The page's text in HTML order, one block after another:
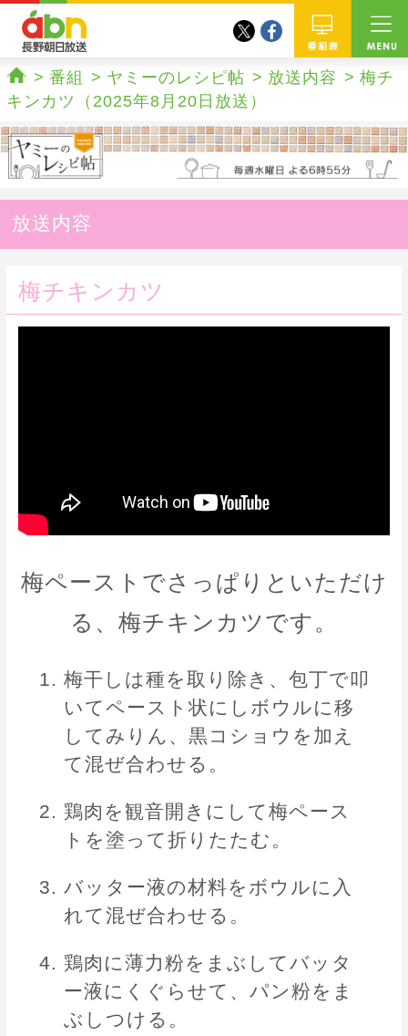
番組
twitterfacebook
ホーム
番組 ヤミーのレシピ帖 放送内容
梅チ
キンカツ（2025年8月20日放送）
放送内容
梅チキンカツ
梅ペーストでさっぱりといただけ
る、梅チキンカツです。
梅干しは種を取り除き、包丁で叩
いてペースト状にしボウルに移
してみりん、黒コショウを加え
て混ぜ合わせる。
鶏肉を観音開きにして梅ペース
トを塗って折りたたむ。
バッター液の材料をボウルに入
れて混ぜ合わせる。
鶏肉に薄力粉をまぶしてバッタ
ー液にくぐらせて、パン粉をま
ぶしつける。